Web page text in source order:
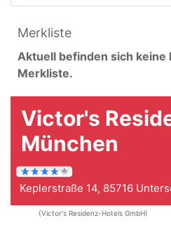
Merkliste
Aktuell befinden sich keine
Merkliste.
Victor's
München
Keplerstraße 14, 85716
(Victor's Residenz-Hotels GmbH)